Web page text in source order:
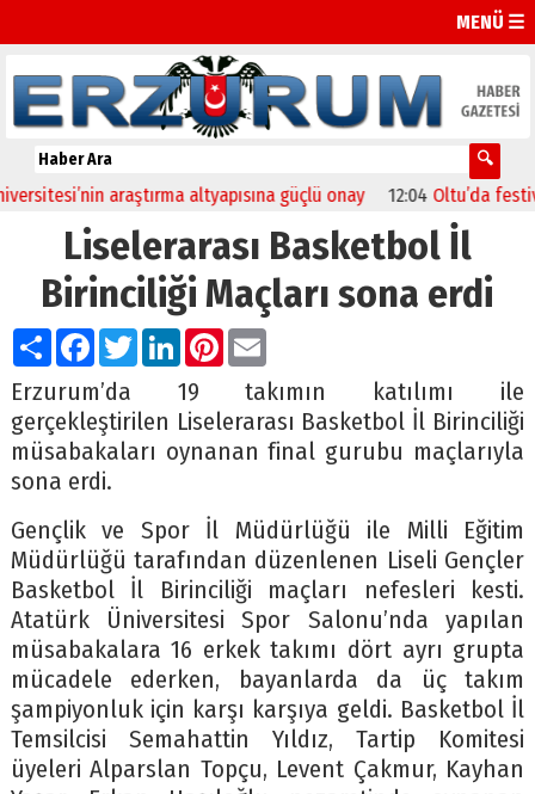
MENÜ ☰
araştırma altyapısına güçlü onay 12:04 Oltu’da festival
Liselerarası Basketbol İl
Birinciliği Maçları sona erdi
PaylaşFacebook
TwitterLinkedIn
Pinterest
Email
Erzurum’da 19 takımın katılımı ile
gerçekleştirilen Liselerarası Basketbol İl Birinciliği
müsabakaları oynanan final gurubu maçlarıyla
sona erdi.
Gençlik ve Spor İl Müdürlüğü ile Milli Eğitim
Müdürlüğü tarafından düzenlenen Liseli Gençler
Basketbol İl Birinciliği maçları nefesleri kesti.
Atatürk Üniversitesi Spor Salonu’nda yapılan
müsabakalara 16 erkek takımı dört ayrı grupta
mücadele ederken, bayanlarda da üç takım
şampiyonluk için karşı karşıya geldi. Basketbol İl
Temsilcisi Semahattin Yıldız, Tartip Komitesi
üyeleri Alparslan Topçu, Levent Çakmur, Kayhan